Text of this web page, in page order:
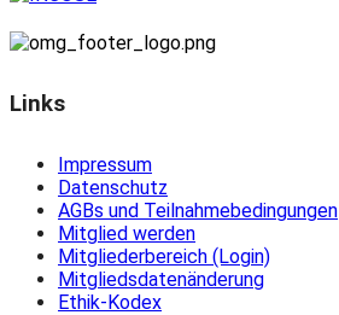
Links
Impressum
Datenschutz
AGBs und Teilnahmebedingungen
Mitglied werden
Mitgliederbereich (Login)
Mitgliedsdatenänderung
Ethik-Kodex